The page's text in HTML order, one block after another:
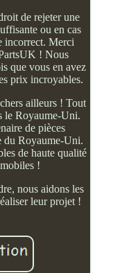
de rejeter une
ou en cas
incorrect. Merci
! Nous
que vous en avez
prix incroyables.
ailleurs ! Tout
le Royaume-Uni.
de pièces
du Royaume-Uni.
de haute qualité
!
nous aidons les
leur projet !